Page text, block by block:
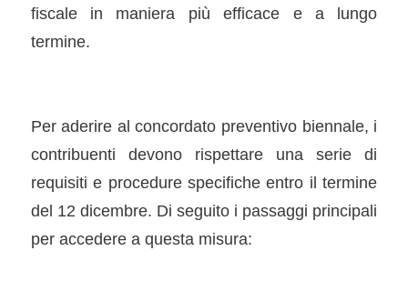
fiscale in maniera più efficace e a lungo
termine.
Per aderire al concordato preventivo biennale, i
contribuenti devono rispettare una serie di
requisiti e procedure specifiche entro il termine
del 12 dicembre. Di seguito i passaggi principali
per accedere a questa misura: